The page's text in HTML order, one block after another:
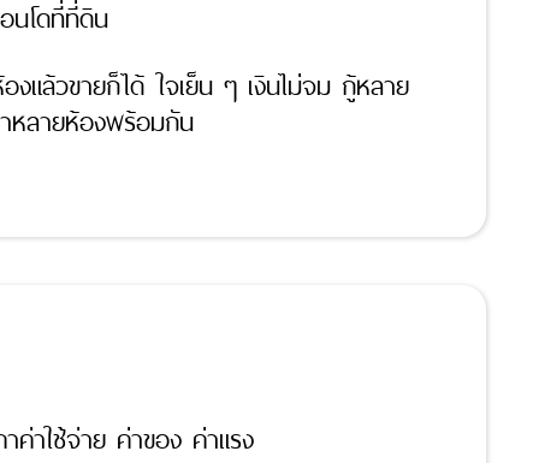
นโดที่ที่ดิน
ล้วขายก็ได้ ใจเย็น ๆ เงินไม่จม กู้หลาย
หลายห้องพร้อมกัน
ค่าใช้จ่าย ค่าของ ค่าแรง